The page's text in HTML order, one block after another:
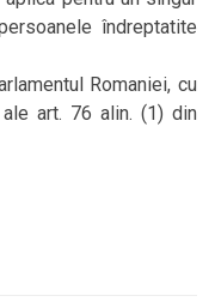
îndreptatite
Romaniei, cu
art. 76 alin. (1) din